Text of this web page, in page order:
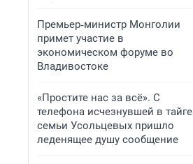
Премьер‑министр Монголии
примет участие в
экономическом форуме во
Владивостоке
«Простите нас за всё». С
телефона исчезнувшей в тайге
семьи Усольцевых пришло
леденящее душу сообщение